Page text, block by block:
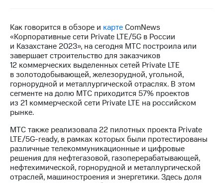
Новости
в
регионе
и акционерам
Корпоративное
управление
Раскрытие
информации
Информация
акционерам
Документы
ПАО
Как говорится в обзоре и картеComNews
«Корпоративные сети Private LTE/5G в России
и Казахстане 2023», на сегодня МТС построила или
завершает строительство для заказчиков
12 коммерческих выделенных сетей Private LTE
в золотодобывающей, железорудной, угольной,
горнорудной и металлургической отраслях. В этом
сегменте на долю МТС приходится 57% проектов
из 21 коммерческой сети Private LTE на российском
рынке.
МТС также реализовала 22 пилотных проекта Private
LTE/5G-ready, в рамках которых были протестированы
различные телекоммуникационные и цифровые
решения для нефтегазовой, газоперерабатывающей,
нефтехимической, горнорудной и металлургической
отраслей, машиностроения и энергетики. Здесь доля